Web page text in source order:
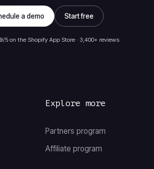
a demo Start free
/5 on the Shopify App Store · 3,400+ reviews
Explore more
Partners program
Affiliate program